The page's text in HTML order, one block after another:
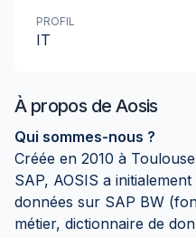
À propos de Aosis
Qui sommes-nous ?
Créée en 2010 à
SAP, AOSIS a
données sur SAP BW
métier, dictionnaire de
PROFIL
IT